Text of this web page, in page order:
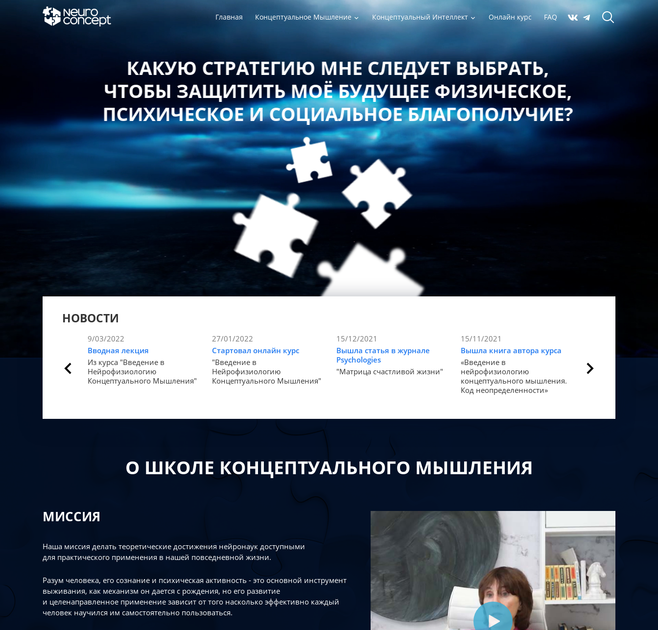
Главная Концептуальное Мышление Концептуальный Интеллект Онлайн курс FAQ
КАКУЮ СТРАТЕГИЮ МНЕ СЛЕДУЕТ ВЫБРАТЬ,
ЧТОБЫ ЗАЩИТИТЬ МОЁ БУДУЩЕЕ ФИЗИЧЕСКОЕ,
ПСИХИЧЕСКОЕ И СОЦИАЛЬНОЕ БЛАГОПОЛУЧИЕ?
НОВОСТИ
9/03/2022
Вводная лекция
Из курса "Введение в
Нейрофизиологию
Концептуального Мышления"
27/01/2022
Стартовал онлайн курс
"Введение в
Нейрофизиологию
Концептуального Мышления"
15/12/2021
Вышла статья в журнале
Psychologies
"Матрица счастливой жизни"
15/11/2021
Вышла книга автора курса
«Введение в
нейрофизиологию
концептуального мышления.
Код неопределенности»
Статья в Forbes
Как мозг
«счастье».
О ШКОЛЕ КОНЦЕПТУАЛЬНОГО МЫШЛЕНИЯ
МИССИЯ
Наша миссия делать теоретические достижения нейронаук доступными
для практического применения в нашей повседневной жизни.
Разум человека, его сознание и психическая активность - это основной инструмент
выживания, как механизм он дается с рождения, но его развитие
и целенаправленное применение зависит от того насколько эффективно каждый
человек научился им самостоятельно пользоваться.